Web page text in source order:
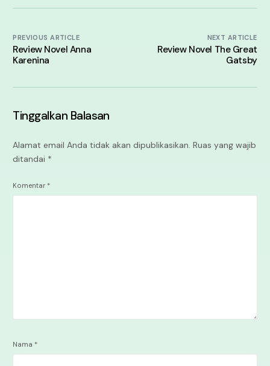
PREVIOUS ARTICLE
Review Novel Anna
Karenina
NEXT ARTICLE
Review Novel The Great
Gatsby
Tinggalkan Balasan
Alamat email Anda tidak akan dipublikasikan. Ruas yang wajib
ditandai *
Komentar *
Nama *